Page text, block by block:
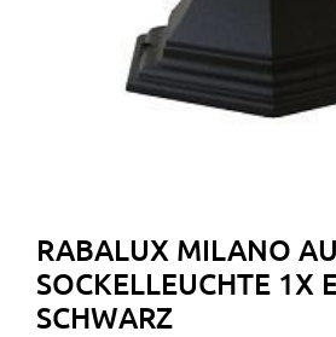
RABALUX MILANO
OCKELLEUCHTE 1X
CHWARZ